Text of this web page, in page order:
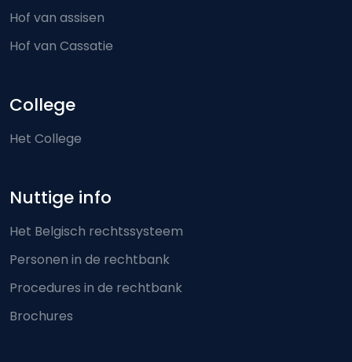
Hof van assisen
Hof van Cassatie
College
Het College
Nuttige info
Het Belgisch rechtssysteem
Personen in de rechtbank
Procedures in de rechtbank
Brochures